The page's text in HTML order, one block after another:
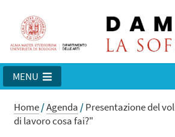
MENU
Home/Agenda /Presentazione del
di lavoro cosa fai?"